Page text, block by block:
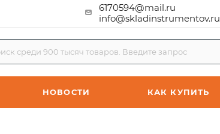
6170594@mail.ru
info@skladinstrumentov.ru
НОВОСТИ КАК КУПИТЬ